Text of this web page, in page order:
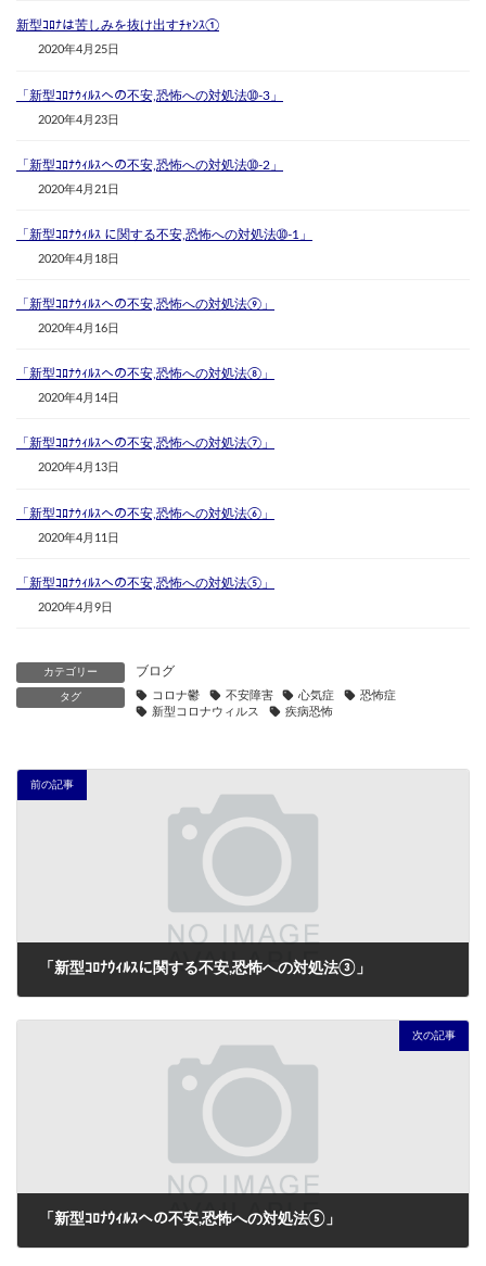
新型ｺﾛﾅは苦しみを抜け出すﾁｬﾝｽ①
2020年4月25日
「新型ｺﾛﾅｳｨﾙｽへの不安,恐怖への対処法➉-3」
2020年4月23日
「新型ｺﾛﾅｳｨﾙｽへの不安,恐怖への対処法➉-2」
2020年4月21日
「新型ｺﾛﾅｳｨﾙｽ に関する不安,恐怖への対処法➉-1」
2020年4月18日
「新型ｺﾛﾅｳｨﾙｽへの不安,恐怖への対処法⑨」
2020年4月16日
「新型ｺﾛﾅｳｨﾙｽへの不安,恐怖への対処法⑧」
2020年4月14日
「新型ｺﾛﾅｳｨﾙｽへの不安,恐怖への対処法⑦」
2020年4月13日
「新型ｺﾛﾅｳｨﾙｽへの不安,恐怖への対処法⑥」
2020年4月11日
「新型ｺﾛﾅｳｨﾙｽへの不安,恐怖への対処法⑤」
2020年4月9日
カテゴリー ブログ
タグ コロナ鬱 不安障害 心気症
恐怖症
新型コロナウィルス
疾病恐怖
前の記事
「新型ｺﾛﾅｳｨﾙｽに関する不安,恐怖への対処法③」
次の記事
「新型ｺﾛﾅｳｨﾙｽへの不安,恐怖への対処法⑤」